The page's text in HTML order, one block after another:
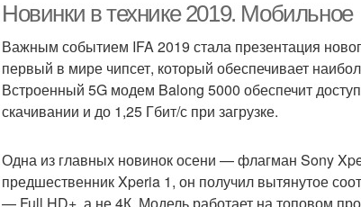
Новинки в технике 2019. Мобильное
Важным событием IFA 2019 стала презентация
первый в мире чипсет, который обеспечивает
Встроенный 5G модем Balong 5000 обеспечит
скачивании и до 1,25 Гбит/с при загрузке.
Одна из главных новинок осени — флагман Sony
предшественник Xperia 1, он получил вытянутое